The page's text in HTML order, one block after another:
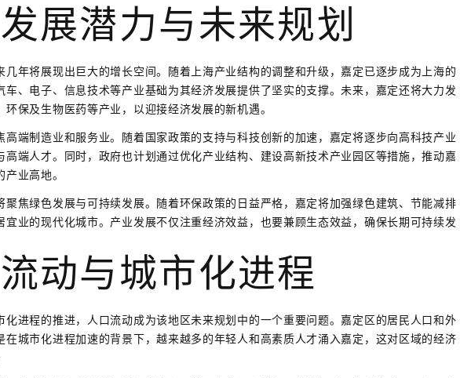
展潜力与未来规划
几年将展现出巨大的增长空间。随着上海产业结构的调整和升级，嘉定已逐步成为上海的
车、电子、信息技术等产业基础为其经济发展提供了坚实的支撑。未来，嘉定还将大力发
保及生物医药等产业，以迎接经济发展的新机遇。
高端制造业和服务业。随着国家政策的支持与科技创新的加速，嘉定将逐步向高科技产业
高端人才。同时，政府也计划通过优化产业结构、建设高新技术产业园区等措施，推动嘉
业高地。
聚焦绿色发展与可持续发展。随着环保政策的日益严格，嘉定将加强绿色建筑、节能减排
宜业的现代化城市。产业发展不仅注重经济效益，也要兼顾生态效益，确保长期可持续发
动与城市化进程
化进程的推进，人口流动成为该地区未来规划中的一个重要问题。嘉定区的居民人口和外
在城市化进程加速的背景下，越来越多的年轻人和高素质人才涌入嘉定，这对区域的经济